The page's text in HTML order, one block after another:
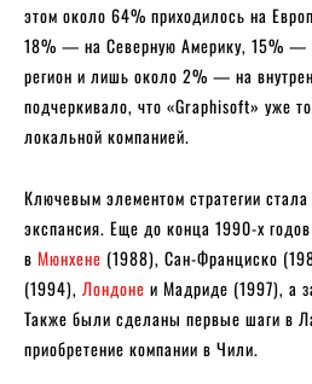
этом около 64% приходилось на
18% — на Северную Америку, 15% —
регион и лишь около 2% — на
подчеркивало, что «Graphisoft» уже
локальной компанией.
Ключевым элементом стратегии
экспансия. Еще до конца 1990-х
в Мюнхене (1988), Сан-Франциско
(1994), Лондоне и Мадриде (1997), а
Также были сделаны первые шаги в
приобретение компании в Чили.